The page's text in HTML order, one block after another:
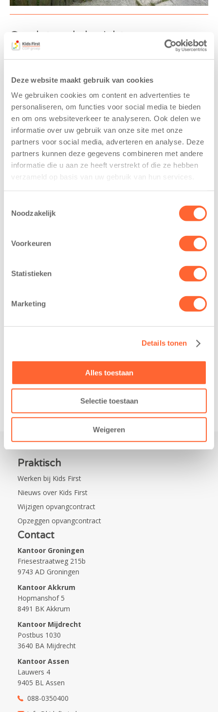
Deze website maakt gebruik van cookies
We gebruiken cookies om content en advertenties te
personaliseren, om functies voor social media te bieden
en om ons websiteverkeer te analyseren. Ook delen we
informatie over uw gebruik van onze site met onze
partners voor social media, adverteren en analyse. Deze
partners kunnen deze gegevens combineren met andere
informatie die u aan ze heeft verstrekt of die ze hebben
verzameld op basis van uw gebruik van hun services.
Noodzakelijk
Voorkeuren
Statistieken
Marketing
Details tonen
Alles toestaan
Selectie toestaan
Weigeren
Gerelateerde berichten
Kinderen BSO
De
Westerburcht
voor Kids First
7 augustus 2026
2026 – Kinderen
Westerburcht in
voor de Kids First
Kids First
tekent
koopcontract
kindcentrum in
belangrijke stap
kindcentrum in
Leeuwarden Zuid.
Na…
Praktisch
Werken bij Kids First
Nieuws over Kids First
Wijzigen opvangcontract
Opzeggen opvangcontract
Contact
Kantoor Groningen
Friesestraatweg 215b
9743 AD Groningen
Kantoor Akkrum
Hopmanshof 5
8491 BK Akkrum
Kantoor Mijdrecht
Postbus 1030
3640 BA Mijdrecht
Kantoor Assen
Lauwers 4
9405 BL Assen
088-0350400